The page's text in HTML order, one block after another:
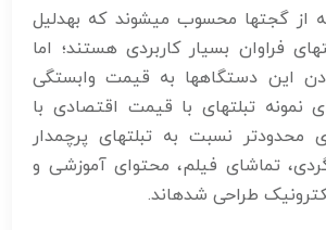
از گجتها محسوب میشوند که بهدلیل
فراوان بسیار کاربردی هستند؛ اما
این دستگاهها به قیمت وابستگی
نمونه تبلتهای با قیمت اقتصادی با
محدودتر نسبت به تبلتهای پرچمدار
تماشای فیلم، محتوای آموزشی و
طراحی شدهاند.